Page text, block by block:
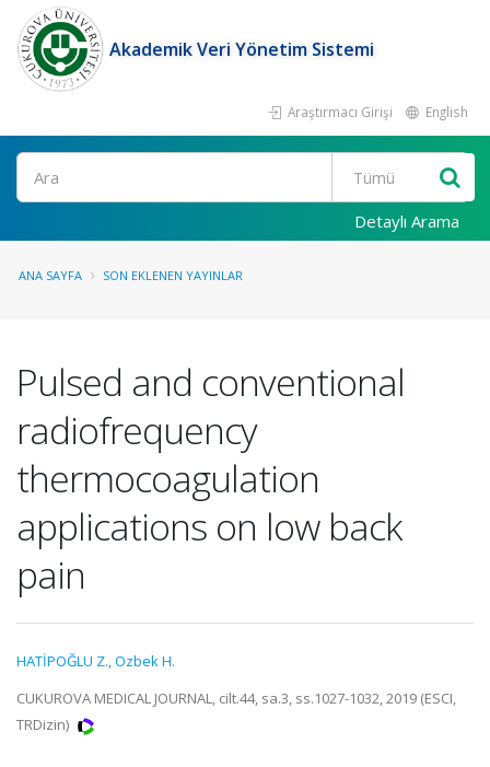
Akademik Veri Yönetim Sistemi
Araştırmacı Girişi English
Ara
Detaylı Arama
ANA SAYFA SON EKLENEN YAYINLAR
Pulsed and conventional
radiofrequency
thermocoagulation
applications on low back
pain
HATİPOĞLU Z.,Ozbek H.
CUKUROVA MEDICAL JOURNAL, cilt.44, sa.3, ss.1027-1032, 2019 (ESCI,
TRDizin)